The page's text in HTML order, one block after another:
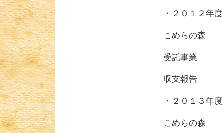
・２
こ
受託
収支
・２
こ